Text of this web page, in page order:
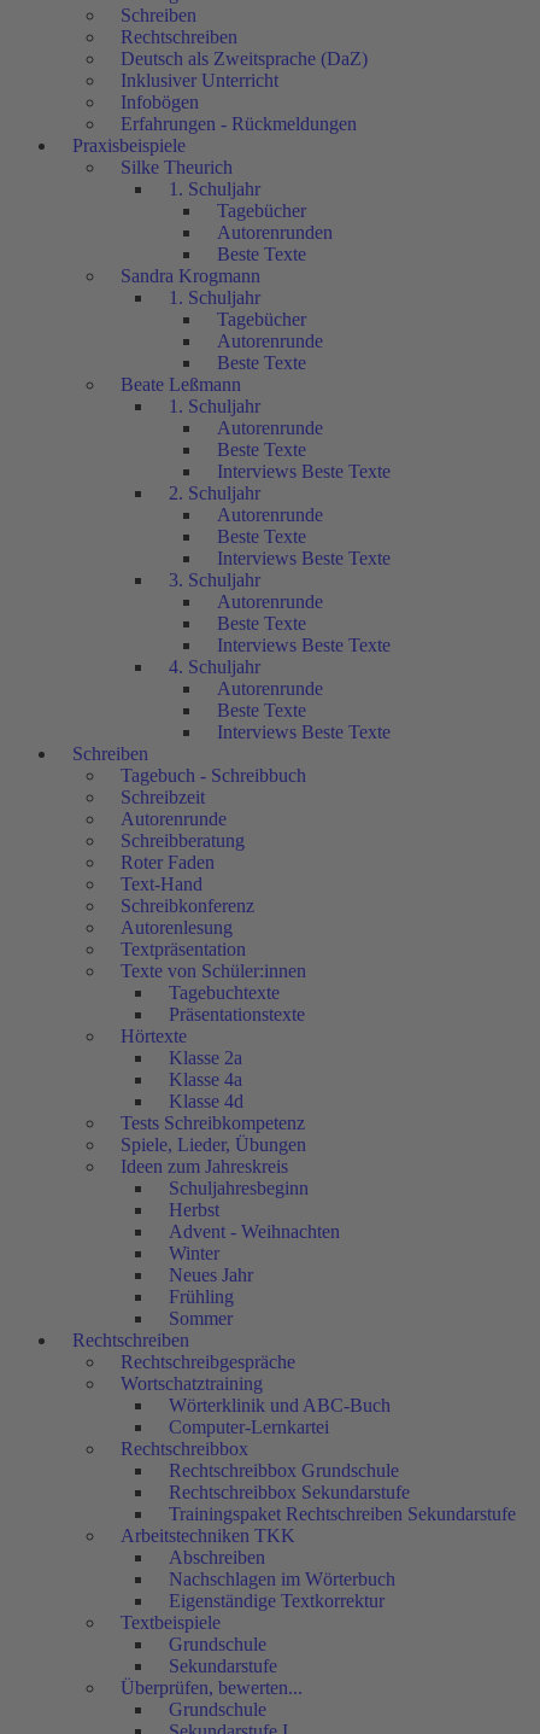
Schreiben
Rechtschreiben
Deutsch als Zweitsprache (DaZ)
Inklusiver Unterricht
Infobögen
Erfahrungen - Rückmeldungen
Praxisbeispiele
Silke Theurich
1. Schuljahr
Tagebücher
Autorenrunden
Beste Texte
Sandra Krogmann
1. Schuljahr
Tagebücher
Autorenrunde
Beste Texte
Beate Leßmann
1. Schuljahr
Autorenrunde
Beste Texte
Interviews Beste Texte
2. Schuljahr
Autorenrunde
Beste Texte
Interviews Beste Texte
3. Schuljahr
Autorenrunde
Beste Texte
Interviews Beste Texte
4. Schuljahr
Autorenrunde
Beste Texte
Interviews Beste Texte
Schreiben
Tagebuch - Schreibbuch
Schreibzeit
Autorenrunde
Schreibberatung
Roter Faden
Text-Hand
Schreibkonferenz
Autorenlesung
Textpräsentation
Texte von Schüler:innen
Tagebuchtexte
Präsentationstexte
Hörtexte
Klasse 2a
Klasse 4a
Klasse 4d
Tests Schreibkompetenz
Spiele, Lieder, Übungen
Ideen zum Jahreskreis
Schuljahresbeginn
Herbst
Advent - Weihnachten
Winter
Neues Jahr
Frühling
Sommer
Rechtschreiben
Rechtschreibgespräche
Wortschatztraining
Wörterklinik und ABC-Buch
Computer-Lernkartei
Rechtschreibbox
Rechtschreibbox Grundschule
Rechtschreibbox Sekundarstufe
Trainingspaket Rechtschreiben Sekundarstufe
Arbeitstechniken TKK
Abschreiben
Nachschlagen im Wörterbuch
Eigenständige Textkorrektur
Textbeispiele
Grundschule
Sekundarstufe
Überprüfen, bewerten...
Grundschule